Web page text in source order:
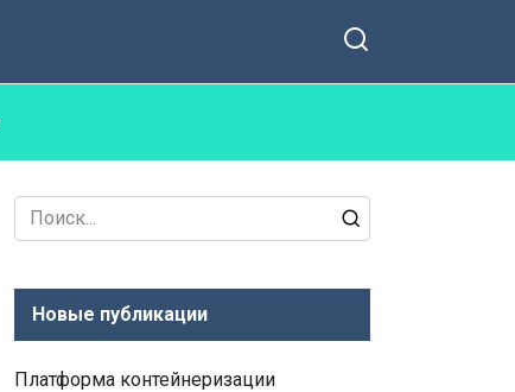
Search
for:
Новые публикации
Платформа контейнеризации